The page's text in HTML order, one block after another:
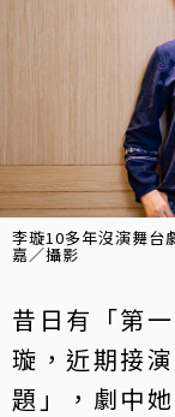
李璇10多年沒演舞台
嘉／攝影
昔日有「第
璇，近期接
題」，劇中